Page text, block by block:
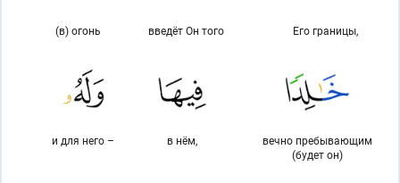
Его границы,
введёт Он того
(в) огонь
вечно пребывающим
(будет он)
в нём,
и для него –